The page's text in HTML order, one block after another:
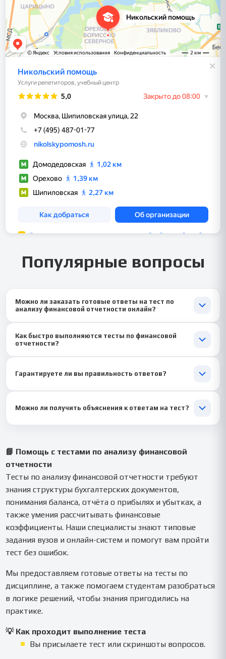
Популярные вопросы
Можно ли заказать готовые ответы на тест по
анализу финансовой отчетности онлайн?
выполнит его дистанционно в нужные сроки.
Как быстро выполняются тесты по финансовой
отчетности?
возможно решение в течение 24 часов с полным сохранением
Гарантируете ли вы правильность ответов?
подготовленные специалистами по финансовому анализу.
Можно ли получить объяснения к ответам на тест?
📘 Помощь с тестами по анализу финансовой
отчетности
Тесты по анализу финансовой отчетности требуют
знания структуры бухгалтерских документов,
понимания баланса, отчёта о прибылях и убытках, а
также умения рассчитывать финансовые
коэффициенты. Наши специалисты знают типовые
задания вузов и онлайн-систем и помогут вам пройти
тест без ошибок.
Мы предоставляем готовые ответы на тесты по
дисциплине, а также помогаем студентам разобраться
в логике решений, чтобы знания пригодились на
практике.
💡 Как проходит выполнение теста
Вы присылаете тест или скриншоты вопросов.